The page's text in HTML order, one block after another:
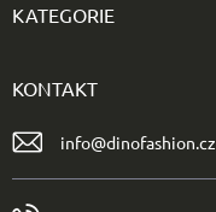
KATEGORIE
KONTAKT
info@dinofashion.cz